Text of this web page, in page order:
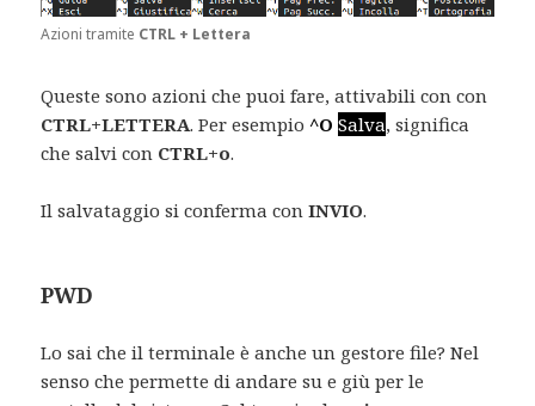
Azioni tramite CTRL + Lettera
Queste sono azioni che puoi fare, attivabili con con
CTRL+LETTERA. Per esempio^O Salva, significa
che salvi con CTRL+o.
Il salvataggio si conferma conINVIO.
PWD
Lo sai che il terminale è anche un gestore file? Nel
senso che permette di andare su e giù per le